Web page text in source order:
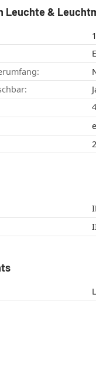
Leuchte &
1